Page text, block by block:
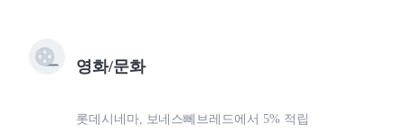
영화/문화
롯데시네마, 보네스뻬브레드에서 5% 적립